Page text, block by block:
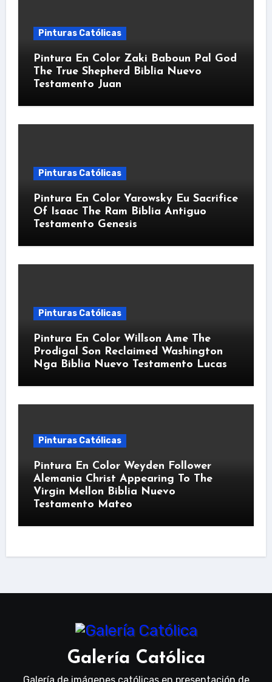
Pinturas Católicas
Pintura En Color Zaki Baboun Pal God
The True Shepherd Biblia Nuevo
Testamento Juan
Pinturas Católicas
Pintura En Color Yarowsky Eu Sacrifice
Of Isaac The Ram Biblia Antiguo
Testamento Genesis
Pinturas Católicas
Pintura En Color Willson Ame The
Prodigal Son Reclaimed Washington
Nga Biblia Nuevo Testamento Lucas
Pinturas Católicas
Pintura En Color Weyden Follower
Alemania Christ Appearing To The
Virgin Mellon Biblia Nuevo
Testamento Mateo
Galería Católica
Galería de imágenes católicas en presentación de